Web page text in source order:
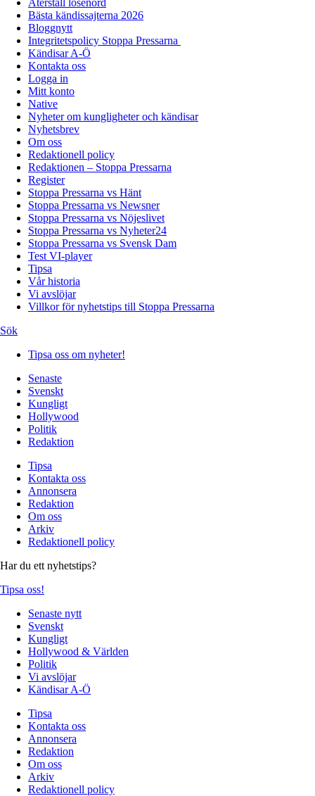
Återställ lösenord
Bästa kändissajterna 2026
Bloggnytt
Integritetspolicy Stoppa Pressarna
Kändisar A-Ö
Kontakta oss
Logga in
Mitt konto
Native
Nyheter om kungligheter och kändisar
Nyhetsbrev
Om oss
Redaktionell policy
Redaktionen – Stoppa Pressarna
Register
Stoppa Pressarna vs Hänt
Stoppa Pressarna vs Newsner
Stoppa Pressarna vs Nöjeslivet
Stoppa Pressarna vs Nyheter24
Stoppa Pressarna vs Svensk Dam
Test VI-player
Tipsa
Vår historia
Vi avslöjar
Villkor för nyhetstips till Stoppa Pressarna
Sök
Tipsa oss om nyheter!
Senaste
Svenskt
Kungligt
Hollywood
Politik
Redaktion
Tipsa
Kontakta oss
Annonsera
Redaktion
Om oss
Arkiv
Redaktionell policy
Har du ett nyhetstips?
Tipsa oss!
Senaste nytt
Svenskt
Kungligt
Hollywood & Världen
Politik
Vi avslöjar
Kändisar A-Ö
Tipsa
Kontakta oss
Annonsera
Redaktion
Om oss
Arkiv
Redaktionell policy